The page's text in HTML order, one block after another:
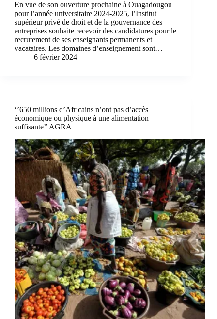
En vue de son ouverture prochaine à Ouagadougou
pour l’année universitaire 2024-2025, l’Institut
supérieur privé de droit et de la gouvernance des
entreprises souhaite recevoir des candidatures pour le
recrutement de ses enseignants permanents et
vacataires. Les domaines d’enseignement sont…
6 février 2024
‘’650 millions d’Africains n’ont pas d’accès
économique ou physique à une alimentation
suffisante’’ AGRA